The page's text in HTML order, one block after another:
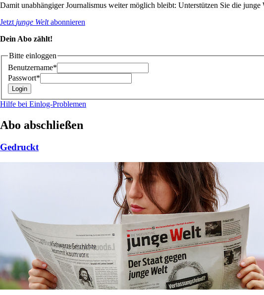
Damit unabhängiger Journalismus weiter möglich bleibt: Unterstützen Sie die
Jetzt junge Weltabonnieren
Dein Abo zählt!
Bitte einloggen
Benutzername*
Passwort*
Hilfe bei Einlog-Problemen
Abo abschließen
Gedruckt